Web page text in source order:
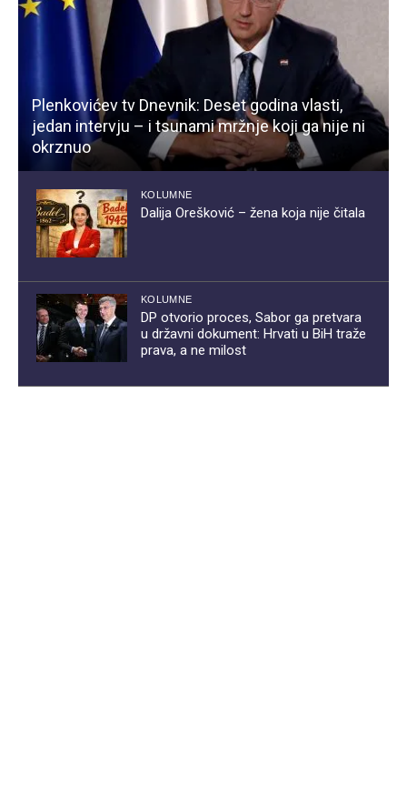
Plenkovićev tv Dnevnik: Deset godina vlasti,
jedan intervju – i tsunami mržnje koji ga nije ni
okrznuo
KOLUMNE
Dalija Orešković – žena koja nije čitala
KOLUMNE
DP otvorio proces, Sabor ga pretvara
u državni dokument: Hrvati u BiH traže
prava, a ne milost